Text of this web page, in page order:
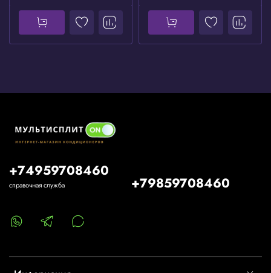
+74959708460
справочная служба +79859708460